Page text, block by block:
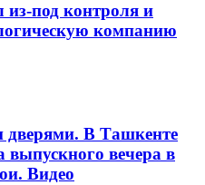
под контроля и
компанию
В Ташкенте
выпускного вечера в
Видео